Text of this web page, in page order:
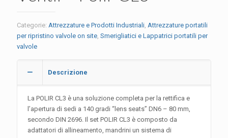
Categorie: Attrezzature e Prodotti Industriali, Attrezzature portatili
per ripristino valvole on site, Smerigliatici e Lappatrici portatili per
valvole
Descrizione
La POLIR CL3 è una soluzione completa per la rettifica e
l’apertura di sedi a 140 gradi “lens seats” DN6 – 80 mm,
secondo DIN 2696. Il set POLIR CL3 è composto da
adattatori di allineamento, mandrini un sistema di